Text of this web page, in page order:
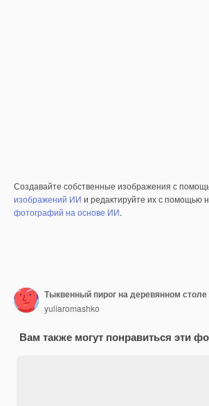
Создавайте собственные изображения с
изображений ИИ и редактируйте их с помощью
фотографий на основе ИИ.
yuliaromashko
Вам также могут понравиться эти